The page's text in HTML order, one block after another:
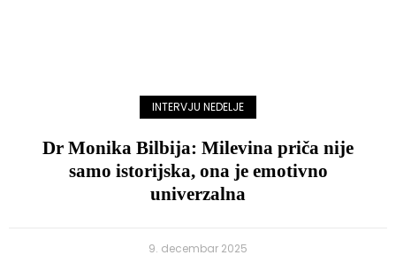
INTERVJU NEDELJE
Dr Monika Bilbija: Milevina priča nije
samo istorijska, ona je emotivno
univerzalna
9. decembar 2025